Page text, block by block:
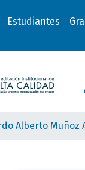
Estudiantes
Alberto Muñoz